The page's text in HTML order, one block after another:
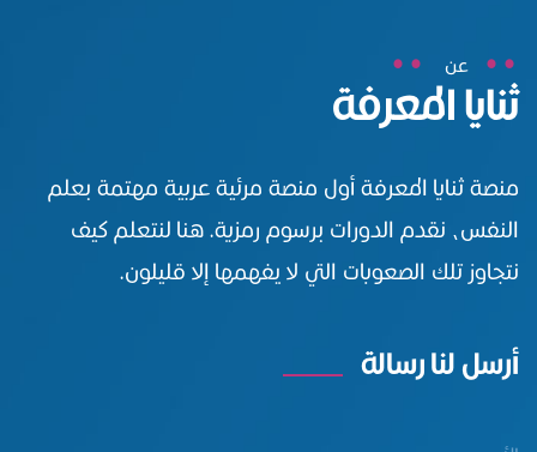
عن
ثنايا المعرفة
منصة ثنايا المعرفة أول منصة مرئية عربية مهتمة بعلم
النفس، نقدم الدورات برسوم رمزية. هنا لنتعلم كيف
نتجاوز تلك الصعوبات التي لا يفهمها إلا قليلون.
أرسل لنا رسالة